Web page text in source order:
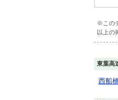
※この
以上の
東葉高
西船